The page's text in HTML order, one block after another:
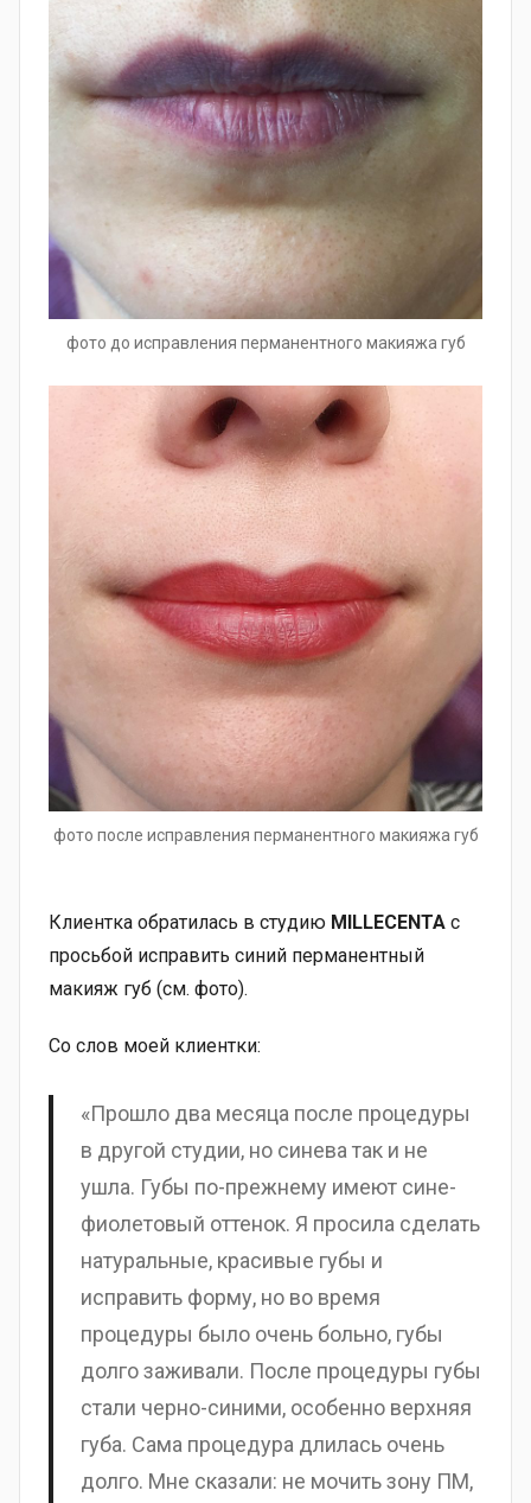
фото до исправления перманентного макияжа губ
фото после исправления перманентного макияжа губ
Клиентка обратилась в студию MILLECENTA с
просьбой исправить синий перманентный
макияж губ (см. фото).
Со слов моей клиентки:
«Прошло два месяца после процедуры
в другой студии, но синева так и не
ушла. Губы по-прежнему имеют сине-
фиолетовый оттенок. Я просила сделать
натуральные, красивые губы и
исправить форму, но во время
процедуры было очень больно, губы
долго заживали. После процедуры губы
стали черно-синими, особенно верхняя
губа. Сама процедура длилась очень
долго. Мне сказали: не мочить зону ПМ,